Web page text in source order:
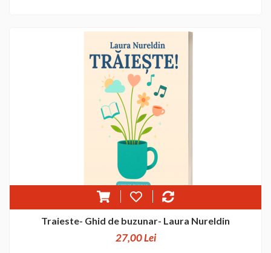
Traieste- Ghid de buzunar- Laura Nureldin
27,00 Lei